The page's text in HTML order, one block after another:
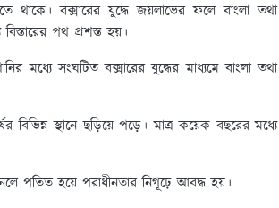
থাকে। বক্সারের যুদ্ধে জয়লাভের ফলে বাংলা তথা
পথ প্রশস্ত হয়।
মধ্যে সংঘটিত বক্সারের যুদ্ধের মাধ্যমে বাংলা তথা
স্থানে ছড়িয়ে পড়ে। মাত্র কয়েক বছরের মধ্যে
পতিত হয়ে পরাধীনতার নিগূঢ়ে আবদ্ধ হয়।